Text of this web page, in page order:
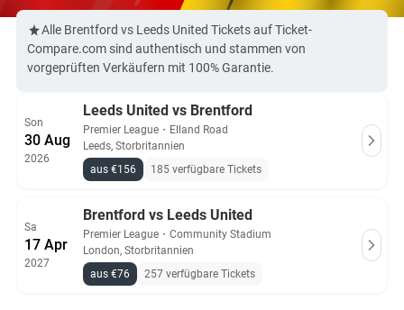
Alle Brentford vs Leeds United Tickets auf Ticket-
Compare.com sind authentisch und stammen von
vorgeprüften Verkäufern mit 100% Garantie.
Son
30 Aug
2026
Leeds United vs Brentford
Premier League ・ Elland Road
Leeds, Storbritannien
aus €156
185 verfügbare Tickets
Sa
17 Apr
2027
Brentford vs Leeds United
Premier League ・ Community Stadium
London, Storbritannien
aus €76
257 verfügbare Tickets